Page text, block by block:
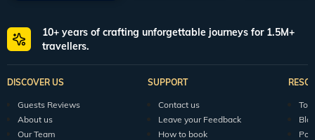
10+ years of crafting unforgettable journeys for 1.5M+
travellers.
DISCOVER US
Guests Reviews
About us
Our Team
SUPPORT
Contact us
Leave your Feedback
How to book